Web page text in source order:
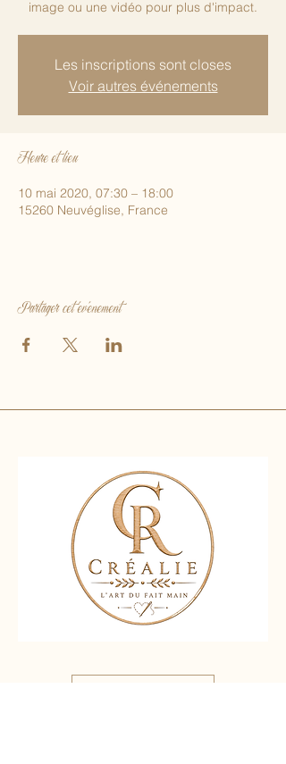
image ou une vidéo pour plus d'impact.
Les inscriptions sont closes
Voir autres événements
Heure et lieu
10 mai 2020, 07:30 – 18:00
15260 Neuvéglise, France
Partager cet événement